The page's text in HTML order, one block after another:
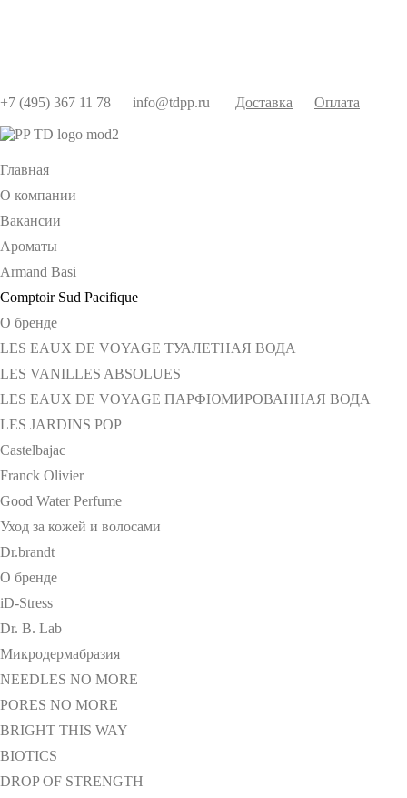
+7 (495) 367 11 78 info@tdpp.ru Доставка Оплата
Главная
О компании
Вакансии
Ароматы
Armand Basi
Comptoir Sud Pacifique
О бренде
LES EAUX DE VOYAGE ТУАЛЕТНАЯ ВОДА
LES VANILLES ABSOLUES
LES EAUX DE VOYAGE ПАРФЮМИРОВАННАЯ ВОДА
LES JARDINS POP
Castelbajac
Franck Olivier
Good Water Perfume
Уход за кожей и волосами
Dr.brandt
О бренде
iD-Stress
Dr. B. Lab
Микродермабразия
NEEDLES NO MORE
PORES NO MORE
BRIGHT THIS WAY
BIOTICS
DROP OF STRENGTH